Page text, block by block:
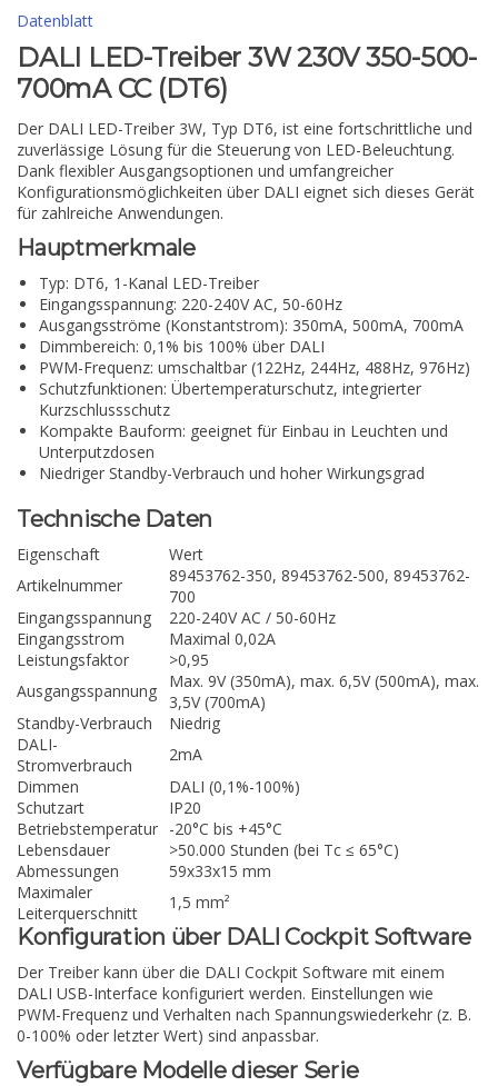
Datenblatt
DALI LED-Treiber 3W 230V 350-500-
700mA CC (DT6)
Der DALI LED-Treiber 3W, Typ DT6, ist eine fortschrittliche und
zuverlässige Lösung für die Steuerung von LED-Beleuchtung.
Dank flexibler Ausgangsoptionen und umfangreicher
Konfigurationsmöglichkeiten über DALI eignet sich dieses Gerät
für zahlreiche Anwendungen.
Hauptmerkmale
Typ: DT6, 1-Kanal LED-Treiber
Eingangsspannung: 220-240V AC, 50-60Hz
Ausgangsströme (Konstantstrom): 350mA, 500mA, 700mA
Dimmbereich: 0,1% bis 100% über DALI
PWM-Frequenz: umschaltbar (122Hz, 244Hz, 488Hz, 976Hz)
Schutzfunktionen: Übertemperaturschutz, integrierter
Kurzschlussschutz
Kompakte Bauform: geeignet für Einbau in Leuchten und
Unterputzdosen
Niedriger Standby-Verbrauch und hoher Wirkungsgrad
Technische Daten
Eigenschaft
Wert
Artikelnummer
89453762-350, 89453762-500, 89453762-
700
Eingangsspannung
220-240V AC / 50-60Hz
Eingangsstrom
Maximal 0,02A
Leistungsfaktor
>0,95
Ausgangsspannung
Max. 9V (350mA), max. 6,5V (500mA), max.
3,5V (700mA)
Standby-Verbrauch
Niedrig
DALI-
Stromverbrauch
2mA
Dimmen
DALI (0,1%-100%)
Schutzart
IP20
Betriebstemperatur -20°C bis +45°C
Lebensdauer
>50.000 Stunden (bei Tc ≤ 65°C)
Abmessungen
59x33x15 mm
Maximaler
Leiterquerschnitt
1,5 mm²
Konfiguration über DALI Cockpit Software
Der Treiber kann über die DALI Cockpit Software mit einem
DALI USB-Interface konfiguriert werden. Einstellungen wie
PWM-Frequenz und Verhalten nach Spannungswiederkehr (z. B.
0-100% oder letzter Wert) sind anpassbar.
Verfügbare Modelle dieser Serie